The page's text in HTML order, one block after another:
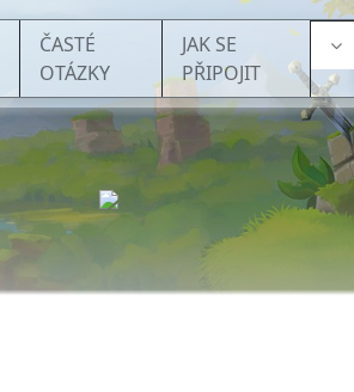
ČASTÉ
OTÁZKY
JAK SE
PŘIPOJIT